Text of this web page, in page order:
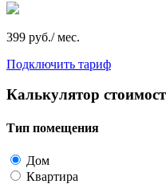
399 руб./ мес.
Подключить тариф
Калькулятор
Тип помещения
Дом
Квартира